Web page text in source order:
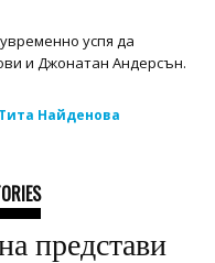
успя да
и Джонатан Андерсън.
Тита Найденова
представи